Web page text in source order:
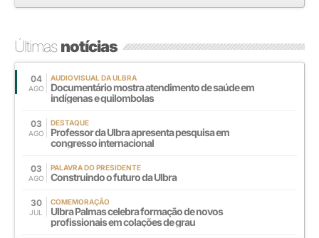
Últimasnotícias
04
AGO
AUDIOVISUAL DA ULBRA
Documentário mostra atendimento de saúde em
indígenas e quilombolas
03
AGO
DESTAQUE
Professor da Ulbra apresenta pesquisa em
congresso internacional
03
AGO
PALAVRA DO PRESIDENTE
Construindo o futuro da Ulbra
30
JUL
COMEMORAÇÃO
Ulbra Palmas celebra formação de novos
profissionais em colações de grau